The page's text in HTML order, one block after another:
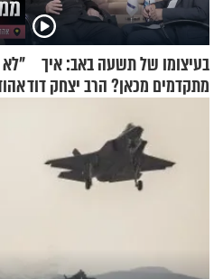
בעיצומו של תשעה באב: איך
מתקדמים מכאן? הרב יצחק דוד
"לא